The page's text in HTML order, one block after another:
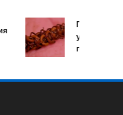
уничтожает
гельминтов